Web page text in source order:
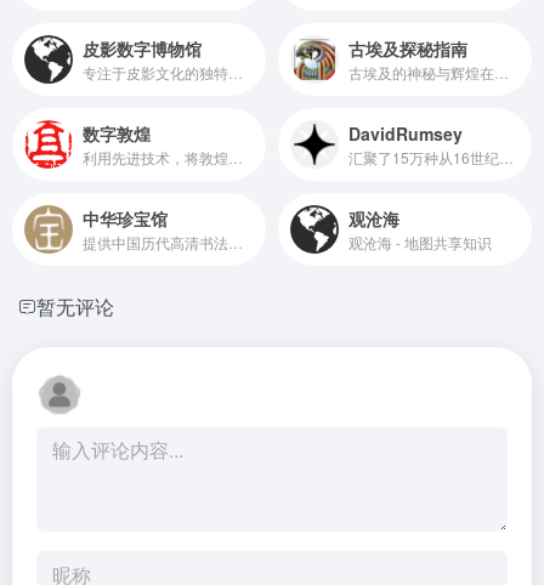
皮影数字博物馆 古埃及探秘指南
数字敦煌 DavidRumsey
中华珍宝馆 观沧海
观沧海 - 地图共享知识
暂无评论